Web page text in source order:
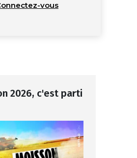
vous
2026, c'est parti